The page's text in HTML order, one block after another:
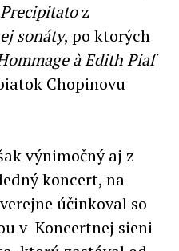
Precipitatoz
sonáty, po ktorých
à Edith Piaf
Chopinovu
výnimočný aj z
koncert, na
účinkoval so
v Koncertnej sieni